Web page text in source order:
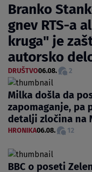
Branko
gnev RTS-a
kruga" je
autorsko
DRUŠTVO06.08. 2
Milka došla da
zapomaganje, pa
detalji zločina na
HRONIKA06.08. 12
BBC o poseti